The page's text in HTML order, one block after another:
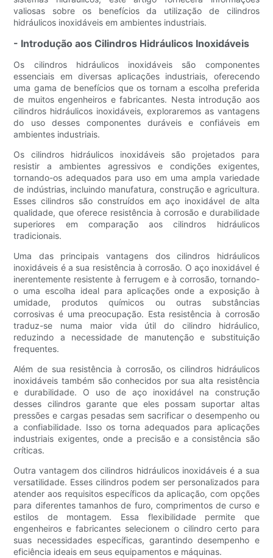
valiosas sobre os benefícios da utilização de cilindros
hidráulicos inoxidáveis ​​em ambientes industriais.
- Introdução aos Cilindros Hidráulicos Inoxidáveis
Os cilindros hidráulicos inoxidáveis ​​são componentes
essenciais em diversas aplicações industriais, oferecendo
uma gama de benefícios que os tornam a escolha preferida
de muitos engenheiros e fabricantes. Nesta introdução aos
cilindros hidráulicos inoxidáveis, exploraremos as vantagens
do uso desses componentes duráveis ​​e confiáveis ​​em
ambientes industriais.
Os cilindros hidráulicos inoxidáveis ​​são projetados para
resistir a ambientes agressivos e condições exigentes,
tornando-os adequados para uso em uma ampla variedade
de indústrias, incluindo manufatura, construção e agricultura.
Esses cilindros são construídos em aço inoxidável de alta
qualidade, que oferece resistência à corrosão e durabilidade
superiores em comparação aos cilindros hidráulicos
tradicionais.
Uma das principais vantagens dos cilindros hidráulicos
inoxidáveis ​​é a sua resistência à corrosão. O aço inoxidável é
inerentemente resistente à ferrugem e à corrosão, tornando-
o uma escolha ideal para aplicações onde a exposição à
umidade, produtos químicos ou outras substâncias
corrosivas é uma preocupação. Esta resistência à corrosão
traduz-se numa maior vida útil do cilindro hidráulico,
reduzindo a necessidade de manutenção e substituição
frequentes.
Além de sua resistência à corrosão, os cilindros hidráulicos
inoxidáveis ​​também são conhecidos por sua alta resistência
e durabilidade. O uso de aço inoxidável na construção
desses cilindros garante que eles possam suportar altas
pressões e cargas pesadas sem sacrificar o desempenho ou
a confiabilidade. Isso os torna adequados para aplicações
industriais exigentes, onde a precisão e a consistência são
críticas.
Outra vantagem dos cilindros hidráulicos inoxidáveis ​​é a sua
versatilidade. Esses cilindros podem ser personalizados para
atender aos requisitos específicos da aplicação, com opções
para diferentes tamanhos de furo, comprimentos de curso e
estilos de montagem. Essa flexibilidade permite que
engenheiros e fabricantes selecionem o cilindro certo para
suas necessidades específicas, garantindo desempenho e
eficiência ideais em seus equipamentos e máquinas.